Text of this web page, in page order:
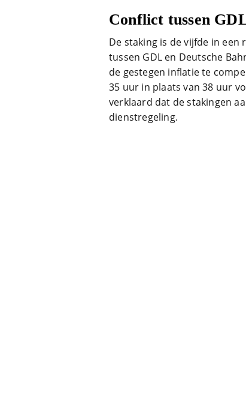
Conflict tussen
De staking is de vijfde in
tussen GDL en Deutsche
de gestegen inflatie te
35 uur in plaats van 38 uur
verklaard dat de stakingen
dienstregeling.